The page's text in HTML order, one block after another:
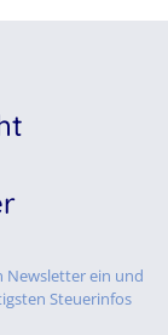
Newsletter ein und
Steuerinfos